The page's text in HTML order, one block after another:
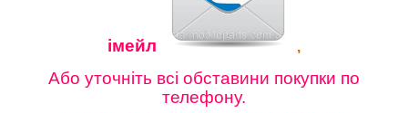
імейл ,
Або уточніть всі обставини покупки по
телефону.